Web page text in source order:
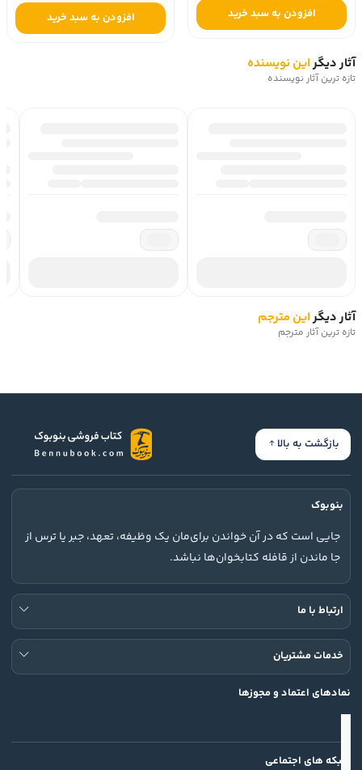
افزودن به سبد خرید افزودن به سبد خرید
آثار دیگراین نویسنده
تازه ترین آثار نویسنده
آثار دیگراین مترجم
تازه ترین آثار مترجم
بازگشت به بالا
بنوبوک
جایی است که در آن خواندن برای‌مان یک وظیفه، تعهد، جبر یا ترس از
جا ماندن از قافله کتابخوان‌ها نباشد.
ارتباط با ما
خدمات مشتریان
نمادهای اعتماد و مجوزها
شبکه های اجتماعی